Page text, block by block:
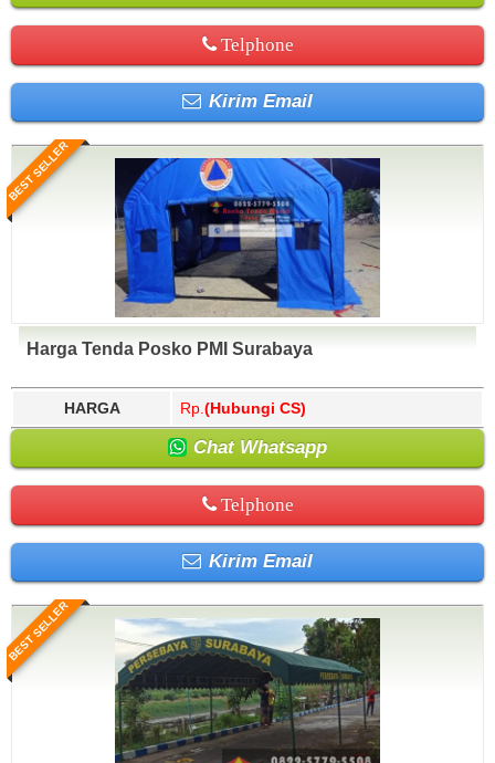
Telphone
Kirim Email
BEST SELLER
Harga Tenda Posko PMI Surabaya
HARGA Rp. (Hubungi CS)
Chat Whatsapp
Telphone
Kirim Email
BEST SELLER